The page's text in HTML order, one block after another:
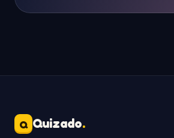
Q Quizado.